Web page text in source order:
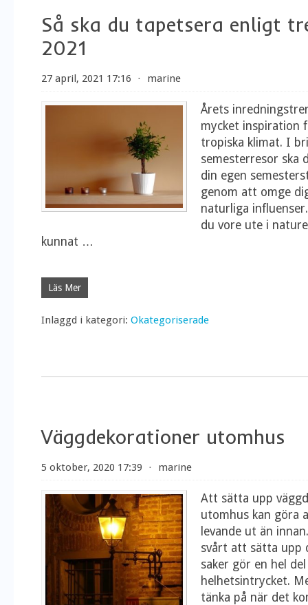
Så ska du tapetsera enligt
2021
27 april, 2021 17:16 ⋅ marine
Årets
mycket inspiration
tropiska klimat. I
semesterresor ska
din egen
genom att omge
naturliga
du vore ute i
kunnat …
Läs Mer
Inlaggd i kategori: Okategoriserade
Väggdekorationer utomhus
5 oktober, 2020 17:39 ⋅ marine
Att sätta upp
utomhus kan göra
levande ut än
svårt att sätta upp
saker gör en hel
helhetsintrycket.
tänka på när det